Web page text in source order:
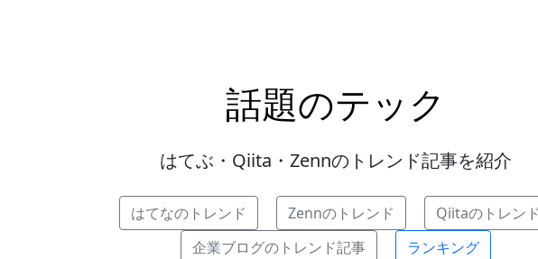
話題のテック
はてぶ・Qiita・Zennのトレンド記事を紹介
はてなのトレンド Zennのトレンド
Qiitaのトレンド
企業ブログのトレンド記事
ランキング